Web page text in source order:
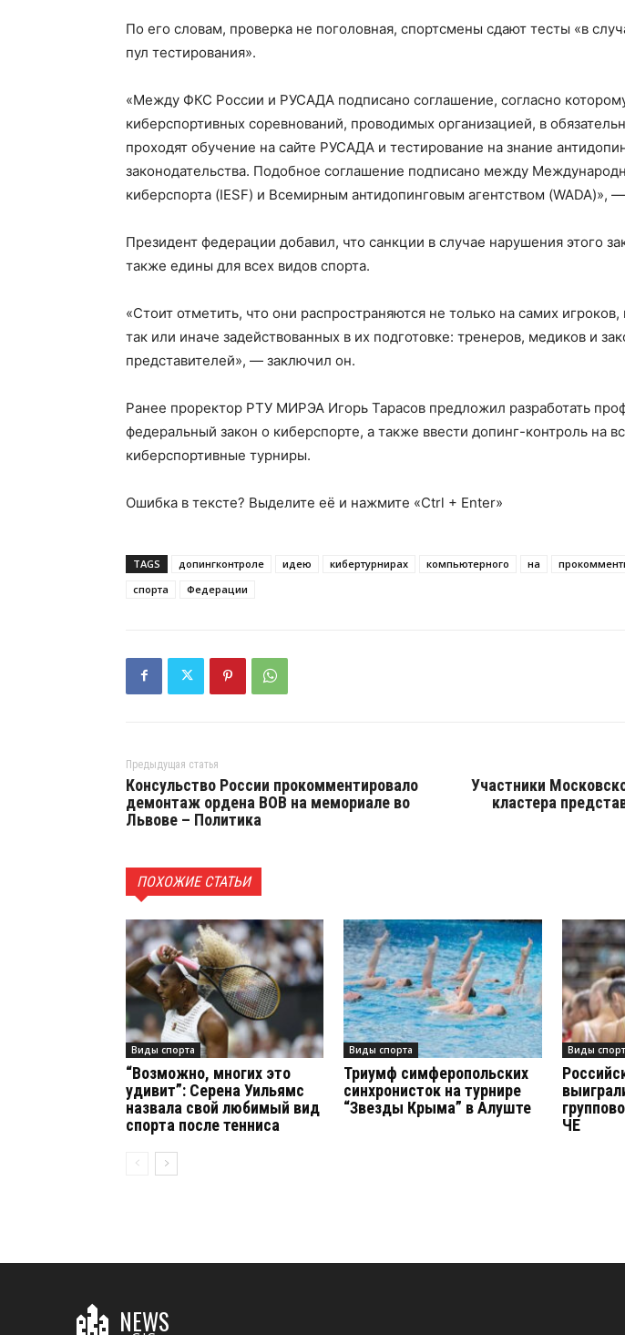
По его словам, проверка не поголовная, спортсмены сдают тесты «в
пул тестирования».
«Между ФКС России и РУСАДА подписано соглашение, согласно
киберспортивных соревнований, проводимых организацией, в
проходят обучение на сайте РУСАДА и тестирование на знание
законодательства. Подобное соглашение подписано между
киберспорта (IESF) и Всемирным антидопинговым агентством (WADA)»,
Президент федерации добавил, что санкции в случае нарушения этого
также едины для всех видов спорта.
«Стоит отметить, что они распространяются не только на самих
так или иначе задействованных в их подготовке: тренеров, медиков и
представителей», — заключил он.
Ранее проректор РТУ МИРЭА Игорь Тарасов предложил разработать
федеральный закон о киберспорте, а также ввести допинг-контроль на
киберспортивные турниры.
Ошибка в тексте? Выделите её и нажмите «Ctrl + Enter»
TAGS допингконтроле идею кибертурнирах компьютерного на
спорта
Федерации
Предыдущая статья
Консульство России прокомментировало
демонтаж ордена ВОВ на мемориале во
Львове – Политика
Участники
кластера
ПОХОЖИЕ СТАТЬИ
Виды спорта
“Возможно, многих это
удивит”: Серена Уильямс
назвала свой любимый вид
спорта после тенниса
Виды спорта
Триумф симферопольских
синхронисток на турнире
“Звезды Крыма” в Алуште
Виды
ЧЕ
NEWS